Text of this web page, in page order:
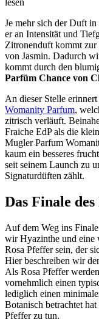
Je mehr sich der Duft
er an Intensität und
Zitronenduft kommt zur
von Jasmin. Dadurch
kommt durch den
Parfüm Chance von
An dieser Stelle
Womanity Parfum,
zitrisch verläuft.
Fraiche EdP als die
Mugler Parfum
kaum ein besseres
seit seinem Launch zu
Signaturdüften zählt.
Das Finale
Auf dem Weg ins
wir Hyazinthe und eine
Rosa Pfeffer sein, der
Hier beschreiben wir
Als Rosa Pfeffer
vornehmlich einen
lediglich einen
Botanisch betrachtet
Pfeffer zu tun.